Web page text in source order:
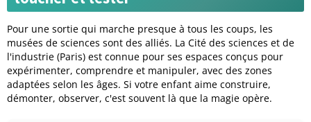
Pour une sortie qui marche presque à tous les coups, les
musées de sciences sont des alliés. La Cité des sciences et de
l'industrie (Paris) est connue pour ses espaces conçus pour
expérimenter, comprendre et manipuler, avec des zones
adaptées selon les âges. Si votre enfant aime construire,
démonter, observer, c'est souvent là que la magie opère.